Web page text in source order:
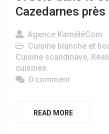
Cazedarnes
Agence KaméléCom
Cuisine blanche et
Cuisine scandinave,
cuisines
0 comment
READ MORE